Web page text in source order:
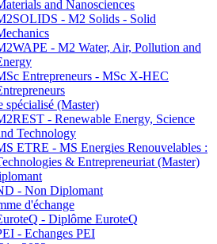
and Nanosciences
- M2 Solids - Solid
- M2 Water, Air, Pollution and
Entrepreneurs - MSc X-HEC
spécialisé (Master)
- Renewable Energy, Science
Technology
ETRE - MS Energies Renouvelables :
& Entrepreneuriat (Master)
- Non Diplomant
d'échange
- Diplôme EuroteQ
- Echanges PEI